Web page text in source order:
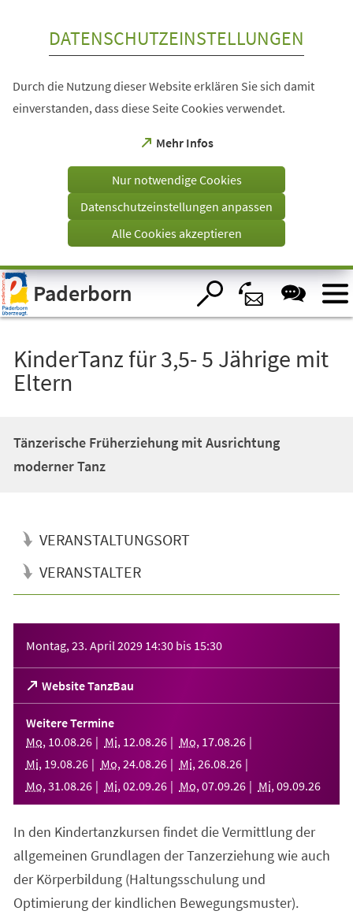
Visuelle
Assistenzsoftware
öffnen.
DATENSCHUTZEINSTELLUNGEN
Durch die Nutzung dieser Website erklären Sie sich damit
einverstanden, dass diese Seite Cookies verwendet.
Mehr Infos
(Öffnet
einem
Tab)
Nur notwendige Cookies
Datenschutzeinstellungen anpassen
Alle Cookies akzeptieren
Paderborn
KinderTanz für 3,5- 5 Jährige mit
Eltern
Tänzerische Früherziehung mit Ausrichtung
moderner Tanz
VERANSTALTUNGSORT
VERANSTALTER
Montag, 23. April 2029 14:30 bis 15:30
Website TanzBau
(Öffnet
in
einem
neuen
Tab)
Weitere Termine
Mo, 10.08.26 Mi, 12.08.26 Mo, 17.08.26
Mi, 19.08.26 Mo, 24.08.26 Mi, 26.08.26
Mo, 31 .08.26 Mi, 02.09.26 Mo, 07.09.26 Mi, 09.09.26
In den Kindertanzkursen findet die Vermittlung der
allgemeinen Grundlagen der Tanzerziehung wie auch
der Körperbildung (Haltungsschulung und
Optimierung der kindlichen Bewegungsmuster).